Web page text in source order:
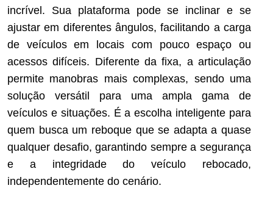
incrível. Sua plataforma pode se inclinar e se
ajustar em diferentes ângulos, facilitando a carga
de veículos em locais com pouco espaço ou
acessos difíceis. Diferente da fixa, a articulação
permite manobras mais complexas, sendo uma
solução versátil para uma ampla gama de
veículos e situações. É a escolha inteligente para
quem busca um reboque que se adapta a quase
qualquer desafio, garantindo sempre a segurança
e a integridade do veículo rebocado,
independentemente do cenário.